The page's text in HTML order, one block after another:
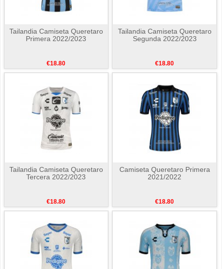
Tailandia Camiseta Queretaro
Primera 2022/2023
€18.80
Tailandia Camiseta Queretaro
Segunda 2022/2023
€18.80
Tailandia Camiseta Queretaro
Tercera 2022/2023
€18.80
Camiseta Queretaro Primera
2021/2022
€18.80